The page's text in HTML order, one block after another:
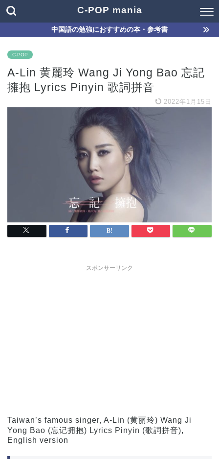
C-POP mania
中国語の勉強におすすめの本・参考書
C-POP
A-Lin 黄麗玲 Wang Ji Yong Bao 忘記
擁抱 Lyrics Pinyin 歌詞拼音
2022年1月15日
スポンサーリンク
Taiwan’s famous singer, A-Lin (黄丽玲) Wang Ji
Yong Bao (忘记拥抱) Lyrics Pinyin (歌詞拼音),
English version